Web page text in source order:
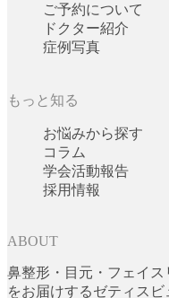
ご予約について
ドクター紹介
症例写真
もっと知る
お悩みから探す
コラム
学会活動報告
採用情報
ABOUT
鼻整形・目元・フェイ
をお届けするゼティスビ